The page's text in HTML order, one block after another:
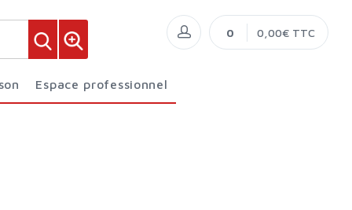
Espace professionnel
0 0,00€ TTC